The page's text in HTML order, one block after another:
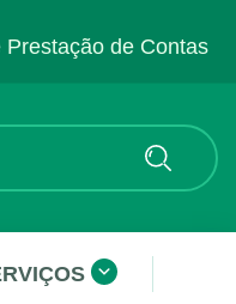
Prestação de Contas